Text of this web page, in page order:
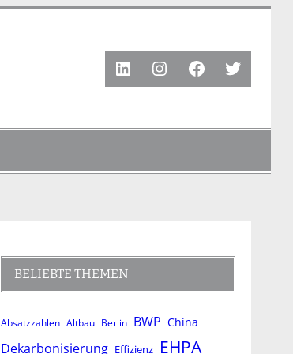
LinkedInInstagram
Facebook
Twitter
BELIEBTE THEMEN
Absatzzahlen Altbau Berlin BWP China
Dekarbonisierung Effizienz EHPA